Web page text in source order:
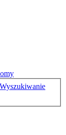
Wyszukiwanie